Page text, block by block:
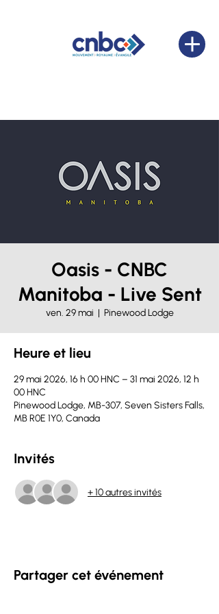
Oasis - CNBC
Manitoba - Live Sent
ven. 29 mai
  |
Pinewood Lodge
Heure et lieu
29 mai 2026, 16 h 00 HNC – 31 mai 2026, 12 h
00 HNC
Pinewood Lodge, MB-307, Seven Sisters Falls,
MB R0E 1Y0, Canada
Invités
+ 10 autres invités
Partager cet événement